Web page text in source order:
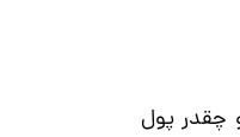
چقدر پول